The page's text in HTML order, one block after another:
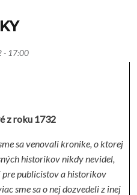
- 17:00
z roku 1732
sa venovali kronike, o ktorej
historikov nikdy nevidel,
pre publicistov a historikov
sme sa o nej dozvedeli z inej